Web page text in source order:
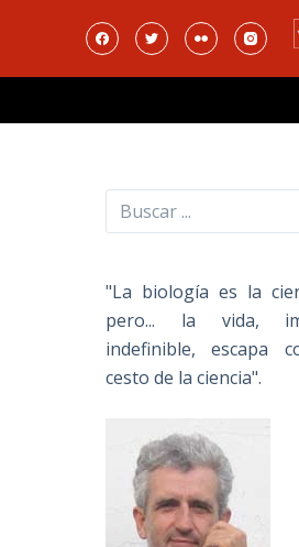
Buscar
"La biología es la
pero... la vida,
indefinible, escapa
cesto de la ciencia".